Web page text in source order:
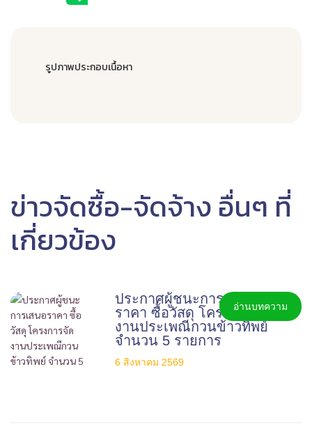
รูปภาพประกอบเนื้อหา
ข่าวจัดซื้อ-จัดจ้าง อื่นๆ ที่
เกี่ยวข้อง
ประกาศผู้ชนะการเสนอ
ราคา ซื้อวัสดุ โครงการจัด
งานประเพณีกวนข้าวทิพย์
จำนวน 5 รายการ
6 สิงหาคม 2569
อ่านบทความ